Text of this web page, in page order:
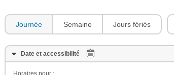
Journée Semaine Jours fériés
Date et accessibilité